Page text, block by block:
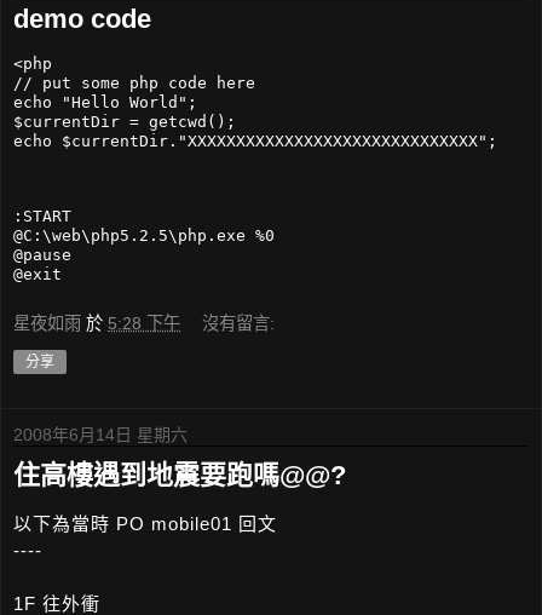
demo code
<php
// put some php code here
echo "Hello World";
$currentDir = getcwd();
:START
@C:\web\php5.2.5\php.exe %0
@pause
星夜如雨 於 5:28 下午 沒有留言:
分享
2008年6月14日 星期六
住高樓遇到地震要跑嗎@@?
以下為當時 PO mobile01 回文
----
1F 往外衝